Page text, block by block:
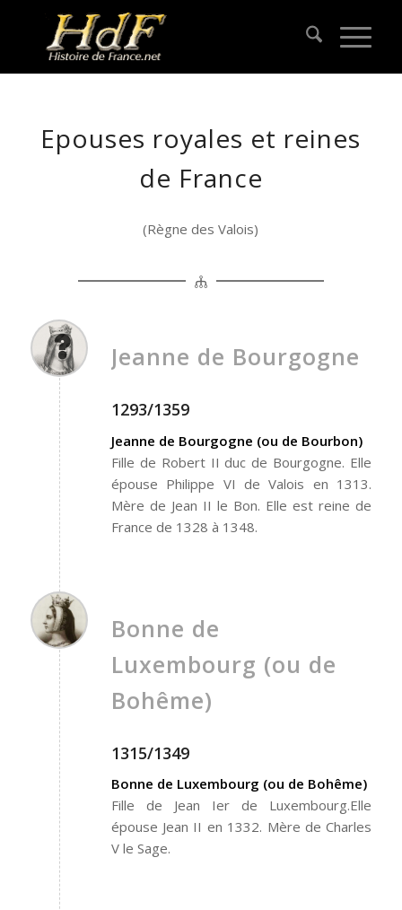
Epouses royales et reines
de France
(Règne des Valois)
Jeanne de Bourgogne
1293/1359
Jeanne de Bourgogne (ou de Bourbon)
Fille de Robert II duc de Bourgogne. Elle
épouse Philippe VI de Valois en 1313.
Mère de Jean II le Bon. Elle est reine de
France de 1328 à 1348.
Bonne de
Luxembourg (ou de
Bohême)
1315/1349
Bonne de Luxembourg (ou de Bohême)
Fille de Jean Ier de Luxembourg.Elle
épouse Jean II en 1332. Mère de Charles
V le Sage.